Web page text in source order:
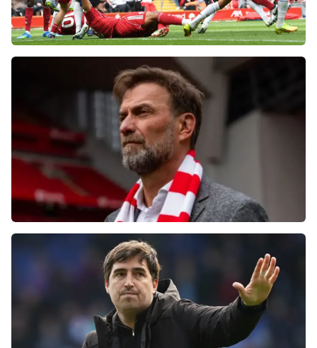
Фанаты «Ливерпуля» шокированы
неспособностью команды обыграть нынешний
Болельщики «Ливерпуля» освистали команду
после ничьей с «Челси»